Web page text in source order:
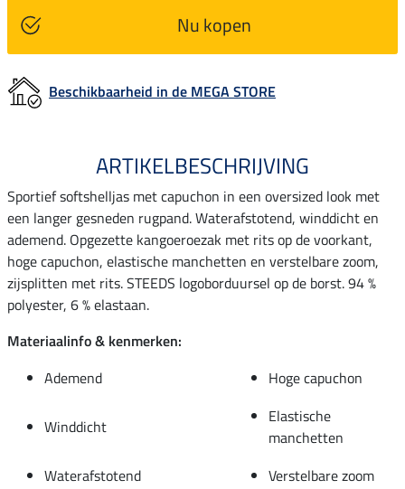
Nu kopen
Beschikbaarheid in de MEGA STORE
ARTIKELBESCHRIJVING
Sportief softshelljas met capuchon in een oversized look met
een langer gesneden rugpand. Waterafstotend, winddicht en
ademend. Opgezette kangoeroezak met rits op de voorkant,
hoge capuchon, elastische manchetten en verstelbare zoom,
zijsplitten met rits. STEEDS logoborduursel op de borst. 94 %
polyester, 6 % elastaan.
Materiaalinfo & kenmerken:
Ademend
Hoge capuchon
Winddicht
Elastische
manchetten
Waterafstotend
Verstelbare zoom